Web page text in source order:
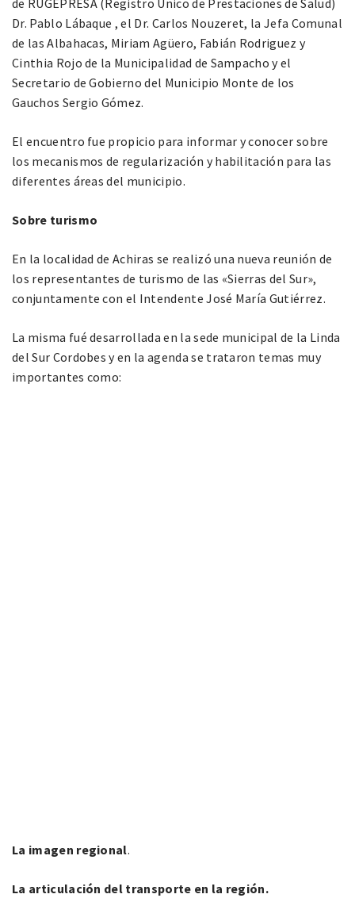
de RUGEPRESA (Registro Único de Prestaciones de Salud)
Dr. Pablo Lábaque , el Dr. Carlos Nouzeret, la Jefa Comunal
de las Albahacas, Miriam Agüero, Fabián Rodriguez y
Cinthia Rojo de la Municipalidad de Sampacho y el
Secretario de Gobierno del Municipio Monte de los
Gauchos Sergio Gómez.
El encuentro fue propicio para informar y conocer sobre
los mecanismos de regularización y habilitación para las
diferentes áreas del municipio.
Sobre turismo
En la localidad de Achiras se realizó una nueva reunión de
los representantes de turismo de las «Sierras del Sur»,
conjuntamente con el Intendente José María Gutiérrez.
La misma fué desarrollada en la sede municipal de la Linda
del Sur Cordobes y en la agenda se trataron temas muy
importantes como:
La imagen regional.
La articulación del transporte en la región.